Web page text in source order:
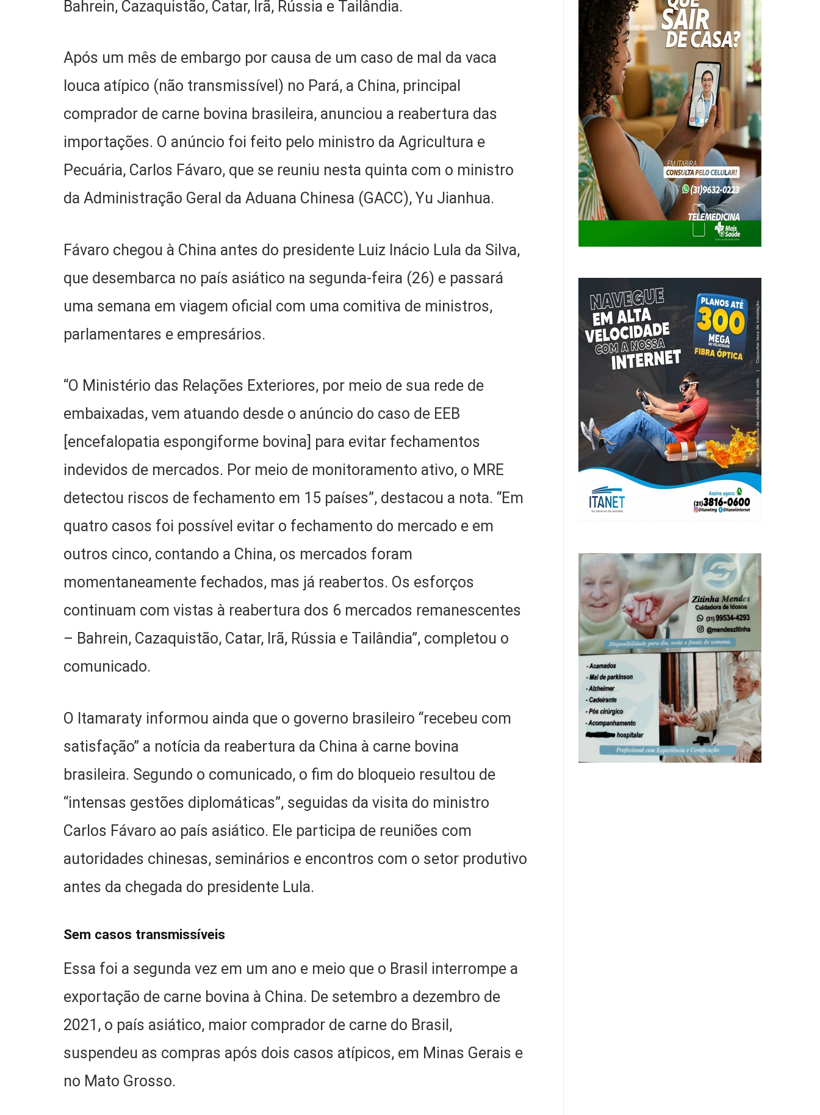
Bahrein, Cazaquistão, Catar, Irã, Rússia e Tailândia.
Após um mês de embargo por causa de um caso de mal da vaca
louca atípico (não transmissível) no Pará, a China, principal
comprador de carne bovina brasileira, anunciou a reabertura das
importações. O anúncio foi feito pelo ministro da Agricultura e
Pecuária, Carlos Fávaro, que se reuniu nesta quinta com o ministro
da Administração Geral da Aduana Chinesa (GACC), Yu Jianhua.
Fávaro chegou à China antes do presidente Luiz Inácio Lula da Silva,
que desembarca no país asiático na segunda-feira (26) e passará
uma semana em viagem oficial com uma comitiva de ministros,
parlamentares e empresários.
“O Ministério das Relações Exteriores, por meio de sua rede de
embaixadas, vem atuando desde o anúncio do caso de EEB
[encefalopatia espongiforme bovina] para evitar fechamentos
indevidos de mercados. Por meio de monitoramento ativo, o MRE
detectou riscos de fechamento em 15 países”, destacou a nota. “Em
quatro casos foi possível evitar o fechamento do mercado e em
outros cinco, contando a China, os mercados foram
momentaneamente fechados, mas já reabertos. Os esforços
continuam com vistas à reabertura dos 6 mercados remanescentes
– Bahrein, Cazaquistão, Catar, Irã, Rússia e Tailândia”, completou o
comunicado.
O Itamaraty informou ainda que o governo brasileiro “recebeu com
satisfação” a notícia da reabertura da China à carne bovina
brasileira. Segundo o comunicado, o fim do bloqueio resultou de
“intensas gestões diplomáticas”, seguidas da visita do ministro
Carlos Fávaro ao país asiático. Ele participa de reuniões com
autoridades chinesas, seminários e encontros com o setor produtivo
antes da chegada do presidente Lula.
Sem casos transmissíveis
Essa foi a segunda vez em um ano e meio que o Brasil interrompe a
exportação de carne bovina à China. De setembro a dezembro de
2021, o país asiático, maior comprador de carne do Brasil,
suspendeu as compras após dois casos atípicos, em Minas Gerais e
no Mato Grosso.